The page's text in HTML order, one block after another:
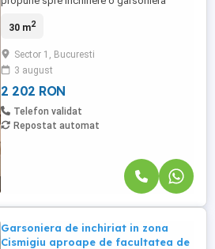
stradal. Garsoniera are vedere stradala,
superba . Este renovata in totalitate-
gresie, faianta, parchet, termopan. Este
mobilata si utilata, daca se mai doreste ...
30 m2
Sector 1, Bucuresti
3 august
2 202 RON
Telefon validat
Repostat automat
Garsoniera de inchiriat in zona
Cismigiu aproape de facultatea de